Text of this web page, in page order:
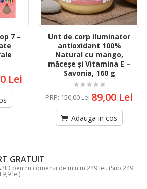
7 –
Lei
Unt de corp iluminator
antioxidant 100%
Natural cu mango,
măceșe și Vitamina E –
Savonia, 160 g
PRP: 150,00 Lei 89,00 Lei
Adauga in cos
GRATUIT
pentru comenzi de minim 249 lei. (Sub 249
lei)